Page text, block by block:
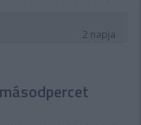
2 napja